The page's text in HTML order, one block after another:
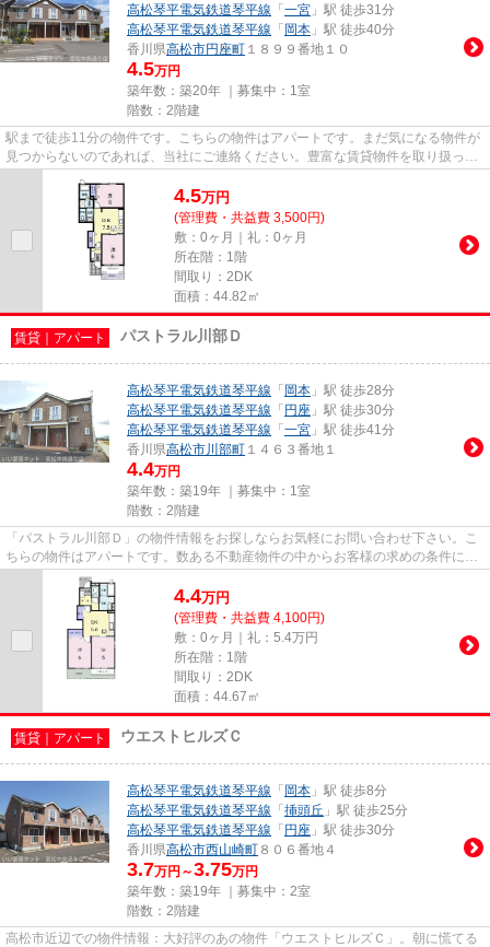
高松琴平電気鉄道琴平線 「 一宮 」駅 徒歩31分
高松琴平電気鉄道琴平線 「 岡本 」駅 徒歩40分
香川県高松市円座町 １８９９番地１０
4.5万円
築年数：築20年 ｜募集中： 1室
階数：2階建
駅まで徒歩11分の物件です。こちらの物件はアパートです。まだ気になる物件が
見つからないのであれば、当社にご連絡ください。豊富な賃貸物件を取り扱って
4.5万円
(管理費・共益費 3,500円)
敷：0ヶ月｜礼：0ヶ月
所在階：1階
間取り：2DK
面積：44.82㎡
賃貸｜アパート パストラル川部Ｄ
高松琴平電気鉄道琴平線 「 岡本 」駅 徒歩28分
高松琴平電気鉄道琴平線 「 円座 」駅 徒歩30分
高松琴平電気鉄道琴平線 「 一宮 」駅 徒歩41分
香川県高松市川部町 １４６３番地１
4.4万円
築年数：築19年 ｜募集中： 1室
階数：2階建
「パストラル川部Ｄ」の物件情報をお探しならお気軽にお問い合わせ下さい。こ
ちらの物件はアパートです。数ある不動産物件の中からお客様の求めの条件に合
った物件をお探しします。ど...
4.4万円
(管理費・共益費 4,100円)
敷：0ヶ月｜礼：5.4万円
所在階：1階
間取り：2DK
面積：44.67㎡
賃貸｜アパート ウエストヒルズＣ
高松琴平電気鉄道琴平線 「 岡本 」駅 徒歩8分
高松琴平電気鉄道琴平線 「 挿頭丘 」駅 徒歩25分
高松琴平電気鉄道琴平線 「 円座 」駅 徒歩30分
香川県高松市西山崎町 ８０６番地４
3.7万円～3.75万円
築年数：築19年 ｜募集中： 2室
階数：2階建
高松市近辺での物件情報：大好評のあの物件「ウエストヒルズＣ」。朝に慌てる